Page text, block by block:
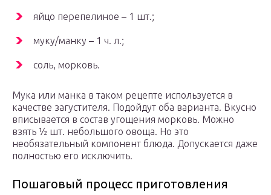
яйцо перепелиное – 1 шт.;
муку/манку – 1 ч. л.;
соль, морковь.
Мука или манка в таком рецепте используется в
качестве загустителя. Подойдут оба варианта. Вкусно
вписывается в состав угощения морковь. Можно
взять ½ шт. небольшого овоща. Но это
необязательный компонент блюда. Допускается даже
полностью его исключить.
Пошаговый процесс приготовления